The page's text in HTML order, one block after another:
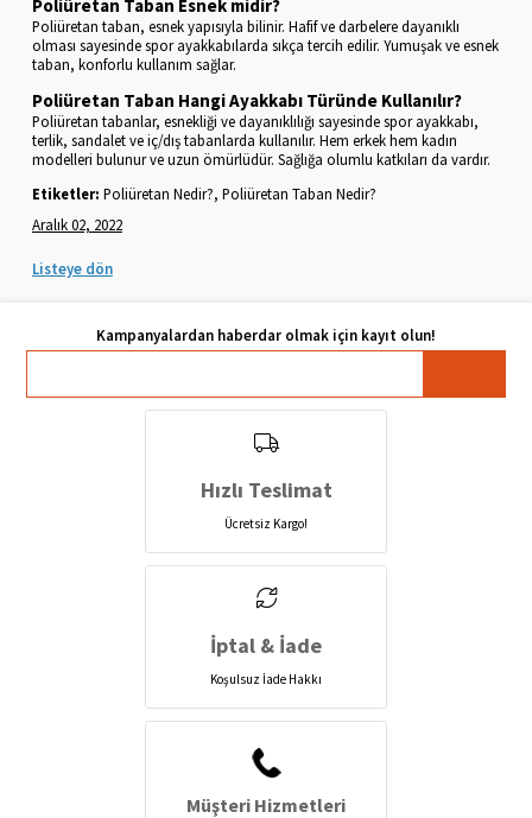
Poliüretan Taban Esnek midir?
Poliüretan taban, esnek yapısıyla bilinir. Hafif ve darbelere dayanıklı
olması sayesinde spor ayakkabılarda sıkça tercih edilir. Yumuşak ve esnek
taban, konforlu kullanım sağlar.
Poliüretan Taban Hangi Ayakkabı Türünde Kullanılır?
Poliüretan tabanlar, esnekliği ve dayanıklılığı sayesinde spor ayakkabı,
terlik, sandalet ve iç/dış tabanlarda kullanılır. Hem erkek hem kadın
modelleri bulunur ve uzun ömürlüdür. Sağlığa olumlu katkıları da vardır.
Etiketler: Poliüretan Nedir?, Poliüretan Taban Nedir?
Aralık 02, 2022
Listeye dön
Hızlı Teslimat
Ücretsiz Kargo!
İptal & İade
Koşulsuz İade Hakkı
Müşteri Hizmetleri